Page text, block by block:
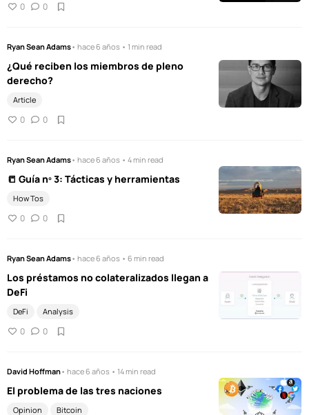
0 0
Ryan Sean Adams• hace 6 años • 1 min read
¿Qué reciben los miembros de pleno
derecho?
Article
0 0
Ryan Sean Adams• hace 6 años • 4 min read
📒 Guía nº 3: Tácticas y herramientas
How Tos
0 0
Ryan Sean Adams• hace 6 años • 6 min read
Los préstamos no colateralizados llegan a
DeFi
DeFi Analysis
0 0
David Hoffman• hace 6 años • 14 min read
El problema de las tres naciones
Opinion Bitcoin